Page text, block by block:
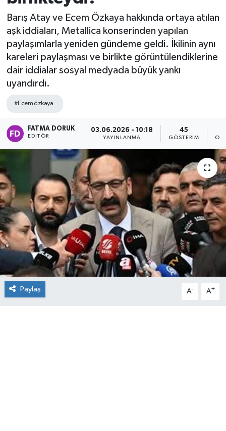
Barış Atay ve Ecem Özkaya hakkında ortaya atılan
aşk iddiaları, Metallica konserinden yapılan
paylaşımlarla yeniden gündeme geldi. İkilinin aynı
kareleri paylaşması ve birlikte görüntülendiklerine
dair iddialar sosyal medyada büyük yankı
uyandırdı.
#Ecem özkaya
FATMA DORUK
EDITÖR
03.06.2026 - 10:18
YAYINLANMA
45
GÖSTERIM
Paylaş A- A+